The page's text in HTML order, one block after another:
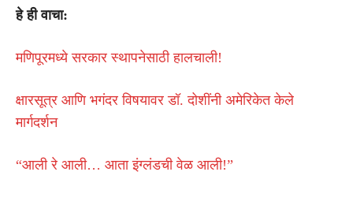
हे ही वाचा:
मणिपूरमध्ये सरकार स्थापनेसाठी हालचाली!
क्षारसूत्र आणि भगंदर विषयावर डॉ. दोशींनी अमेरिकेत केले
मार्गदर्शन
“आली रे आली… आता इंग्लंडची वेळ आली!”